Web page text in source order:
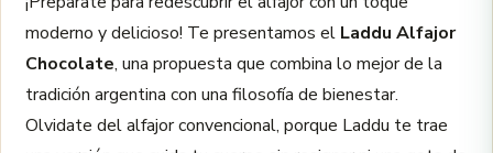
moderno y delicioso! Te presentamos el Laddu Alfajor
Chocolate, una propuesta que combina lo mejor de la
tradición argentina con una filosofía de bienestar.
Olvidate del alfajor convencional, porque Laddu te trae